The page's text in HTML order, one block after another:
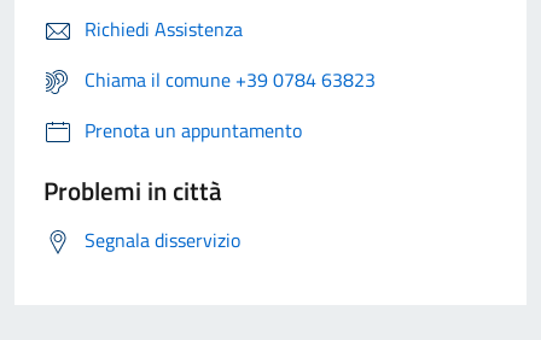
Richiedi Assistenza
Chiama il comune +39 0784 63823
Prenota un appuntamento
Problemi in città
Segnala disservizio